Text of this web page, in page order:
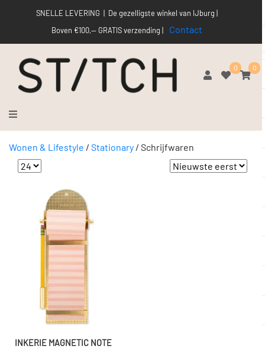
SNELLE LEVERING | De gezelligste winkel van IJburg |
Boven €100,-- GRATIS verzending |
Contact
0 0
Wonen & Lifestyle / Stationary / Schrijfwaren
INKERIE MAGNETIC NOTE